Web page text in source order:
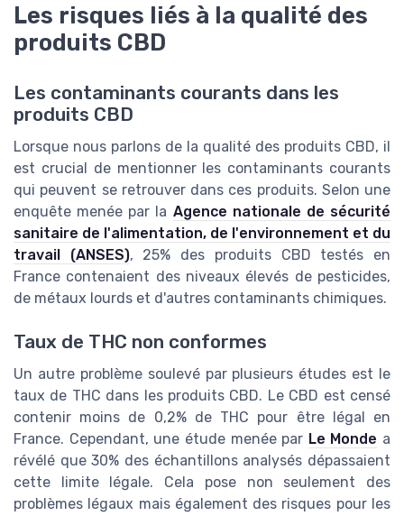
Les risques liés à la qualité des
produits CBD
Les contaminants courants dans les
produits CBD
Lorsque nous parlons de la qualité des produits CBD, il
est crucial de mentionner les contaminants courants
qui peuvent se retrouver dans ces produits. Selon une
enquête menée par la Agence nationale de sécurité
sanitaire de l'alimentation, de l'environnement et du
travail (ANSES), 25% des produits CBD testés en
France contenaient des niveaux élevés de pesticides,
de métaux lourds et d'autres contaminants chimiques.
Taux de THC non conformes
Un autre problème soulevé par plusieurs études est le
taux de THC dans les produits CBD. Le CBD est censé
contenir moins de 0,2% de THC pour être légal en
France. Cependant, une étude menée par Le Monde a
révélé que 30% des échantillons analysés dépassaient
cette limite légale. Cela pose non seulement des
problèmes légaux mais également des risques pour les